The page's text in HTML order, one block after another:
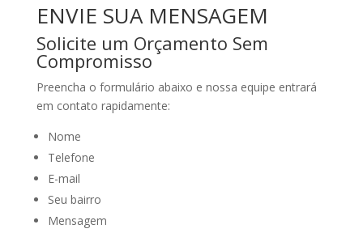
ENVIE SUA MENSAGEM
Solicite um Orçamento Sem
Compromisso
Preencha o formulário abaixo e nossa equipe entrará
em contato rapidamente:
Nome
Telefone
E-mail
Seu bairro
Mensagem